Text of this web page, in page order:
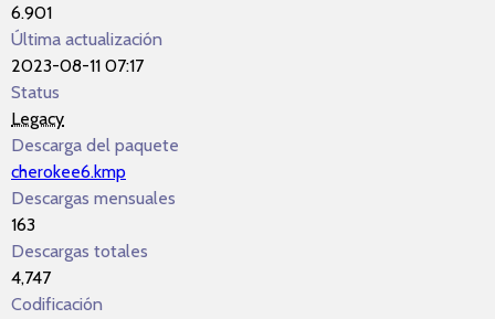
6.901
Última actualización
2023-08-11 07:17
Status
Legacy
Descarga del paquete
cherokee6.kmp
Descargas mensuales
163
Descargas totales
4,747
Codificación